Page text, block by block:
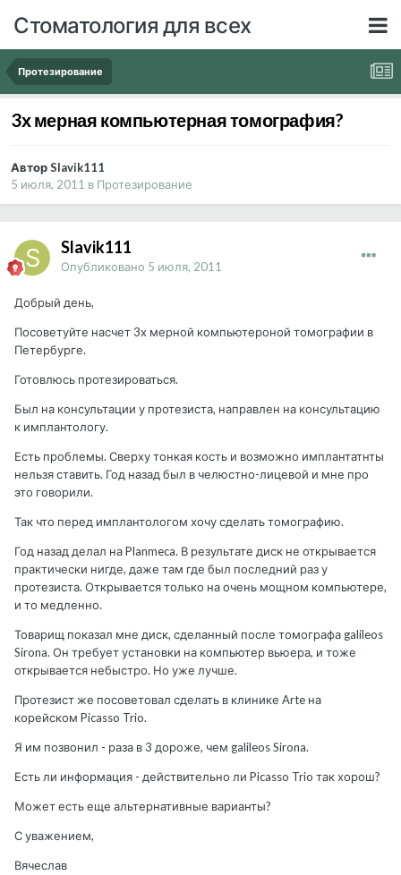
Стоматология для всех
Протезирование
3х мерная компьютерная томография?
Автор Slavik111
5 июля, 2011 в Протезирование
Slavik111
Опубликовано 5 июля, 2011
Добрый день,
Посоветуйте насчет 3х мерной компьютероной томографии в
Петербурге.
Готовлюсь протезироваться.
Был на консультации у протезиста, направлен на консультацию
к имплантологу.
Есть проблемы. Сверху тонкая кость и возможно имплантатнты
нельзя ставить. Год назад был в челюстно-лицевой и мне про
это говорили.
Так что перед имплантологом хочу сделать томографию.
Год назад делал на Planmeca. В результате диск не открывается
практически нигде, даже там где был последний раз у
протезиста. Открывается только на очень мощном компьютере,
и то медленно.
Товарищ показал мне диск, сделанный после томографа galileos
Sirona. Он требует установки на компьютер вьюера, и тоже
открывается небыстро. Но уже лучше.
Протезист же посоветовал сделать в клинике Arte на
корейском Picasso Trio.
Я им позвонил - раза в 3 дороже, чем galileos Sirona.
Есть ли информация - действительно ли Picasso Trio так хорош?
Может есть еще альтернативные варианты?
С уважением,
Вячеслав